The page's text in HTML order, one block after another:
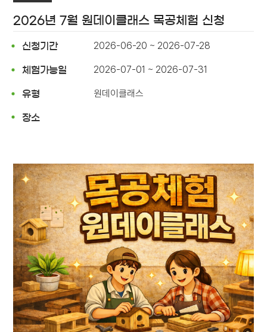
2026년 7월 원데이클래스 목공체험 신청
신청기간 2026-06-20 ~ 2026-07-28
체험가능일 2026-07-01 ~ 2026-07-31
유형 원데이클래스
장소